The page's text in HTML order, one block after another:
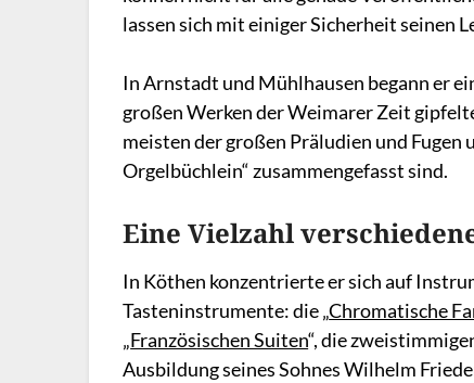
lassen sich mit einiger Sicherheit seinen
In Arnstadt und Mühlhausen begann er
großen Werken der Weimarer Zeit
meisten der großen Präludien und Fugen
Orgelbüchlein“ zusammengefasst sind.
Eine Vielzahl
In Köthen konzentrierte er sich auf
Tasteninstrumente: die „Chromatische
„Französischen Suiten“, die
Ausbildung seines Sohnes Wilhelm